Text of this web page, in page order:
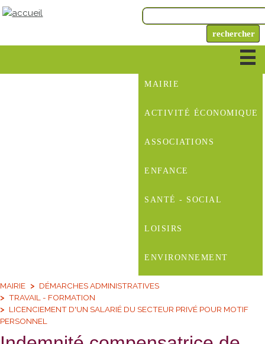
MAIRIE
ACTIVITÉ ÉCONOMIQUE
ASSOCIATIONS
ENFANCE
SANTÉ - SOCIAL
LOISIRS
ENVIRONNEMENT
MAIRIE
DÉMARCHES ADMINISTRATIVES
TRAVAIL - FORMATION
LICENCIEMENT D'UN SALARIÉ DU SECTEUR PRIVÉ POUR MOTIF
PERSONNEL